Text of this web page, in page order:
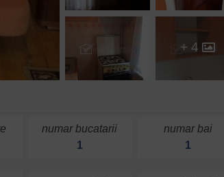
+ 4
numar bucatarii
1
numar bai
1